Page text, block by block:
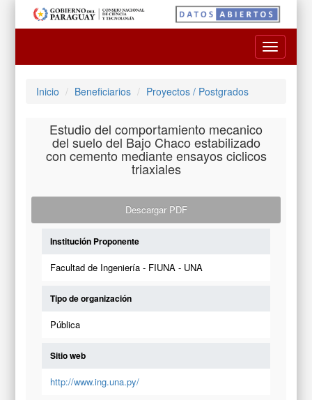
Toggle
Inicio Beneficiarios Proyectos / Postgrados
Estudio del comportamiento mecanico
del suelo del Bajo Chaco estabilizado
con cemento mediante ensayos ciclicos
triaxiales
Descargar PDF
Institución Proponente
Facultad de Ingeniería - FIUNA - UNA
Tipo de organización
Pública
Sitio web
http://www.ing.una.py/